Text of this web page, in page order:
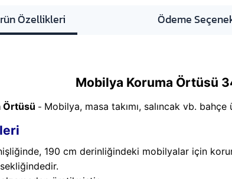
Özellikleri Ödeme
Mobilya Koruma Örtüsü
Örtüsü - Mobilya, masa takımı, salıncak vb.
190 cm derinliğindeki mobilyalar için